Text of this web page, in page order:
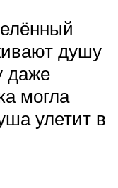
душу
даже
могла
улетит в